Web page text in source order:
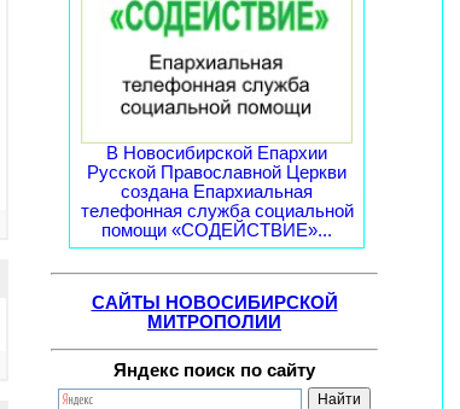
В Новосибирской Епархии
Русской Православной Церкви
создана Епархиальная
телефонная служба социальной
помощи «СОДЕЙСТВИЕ»...
САЙТЫ НОВОСИБИРСКОЙ
МИТРОПОЛИИ
Яндекс поиск по сайту